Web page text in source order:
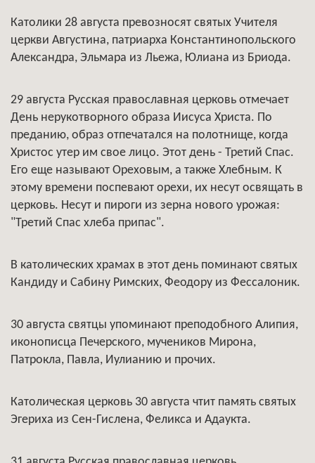
Католики 28 августа превозносят святых Учителя
церкви Августина, патриарха Константинопольского
Александра, Эльмара из Льежа, Юлиана из Бриода.
29 августа Русская православная церковь отмечает
День нерукотворного образа Иисуса Христа. По
преданию, образ отпечатался на полотнище, когда
Христос утер им свое лицо. Этот день - Третий Спас.
Его еще называют Ореховым, а также Хлебным. К
этому времени поспевают орехи, их несут освящать в
церковь. Несут и пироги из зерна нового урожая:
"Третий Спас хлеба припас".
В католических храмах в этот день поминают святых
Кандиду и Сабину Римских, Феодору из Фессалоник.
30 августа святцы упоминают преподобного Алипия,
иконописца Печерского, мучеников Мирона,
Патрокла, Павла, Иулианию и прочих.
Католическая церковь 30 августа чтит память святых
Эгериха из Сен-Гислена, Феликса и Адаукта.